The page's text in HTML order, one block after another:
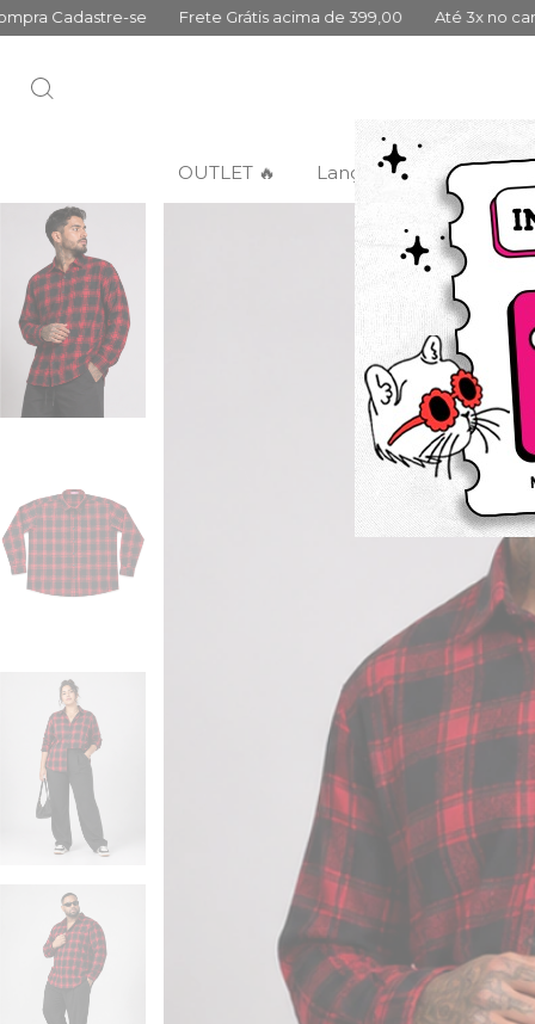
Frete Grátis acima de 399,00 Até 3x no cartão sem juros
OUTLET 🔥 Lançamentos